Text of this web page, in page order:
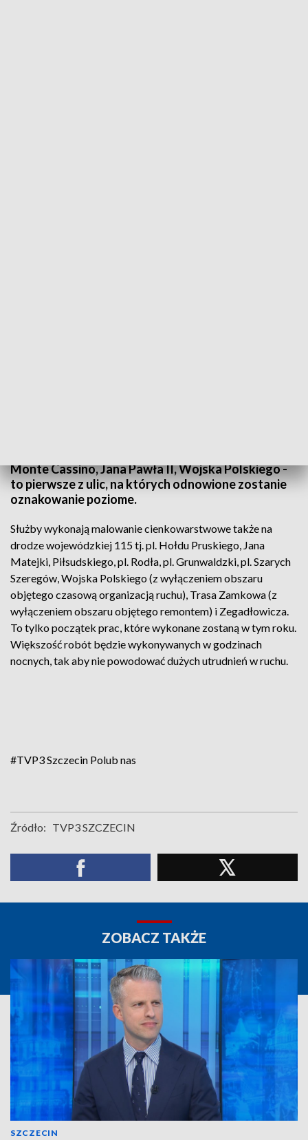
Monte Cassino, Jana Pawła II, Wojska Polskiego -
to pierwsze z ulic, na których odnowione zostanie
oznakowanie poziome.
Służby wykonają malowanie cienkowarstwowe także na
drodze wojewódzkiej 115 tj. pl. Hołdu Pruskiego, Jana
Matejki, Piłsudskiego, pl. Rodła, pl. Grunwaldzki, pl. Szarych
Szeregów, Wojska Polskiego (z wyłączeniem obszaru
objętego czasową organizacją ruchu), Trasa Zamkowa (z
wyłączeniem obszaru objętego remontem) i Zegadłowicza.
To tylko początek prac, które wykonane zostaną w tym roku.
Większość robót będzie wykonywanych w godzinach
nocnych, tak aby nie powodować dużych utrudnień w ruchu.
#TVP3 Szczecin Polub nas
Źródło: TVP3 SZCZECIN
ZOBACZ TAKŻE
SZCZECIN